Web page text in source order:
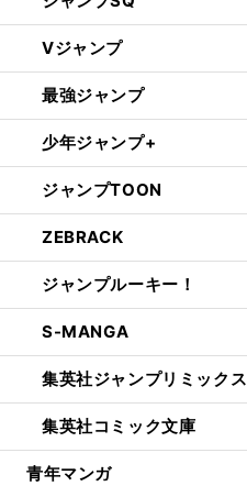
Vジャンプ
最強ジャンプ
少年ジャンプ+
ジャンプTOON
ZEBRACK
ジャンプルーキー！
S-MANGA
集英社ジャンプリミックス
集英社コミック文庫
青年マンガ